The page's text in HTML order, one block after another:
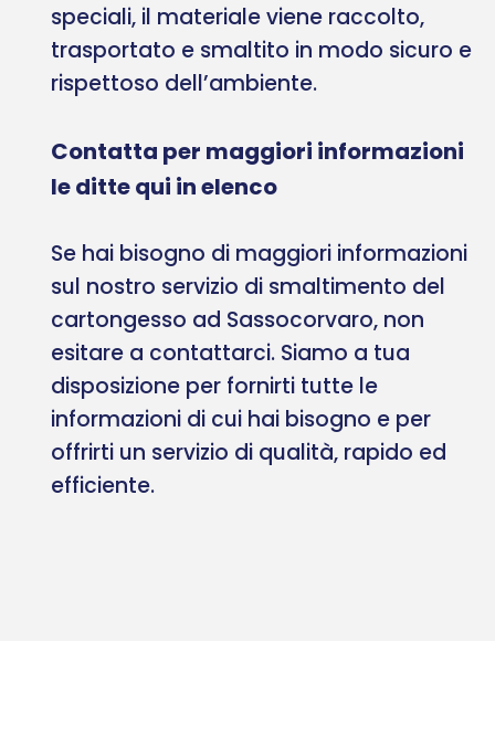
speciali, il materiale viene raccolto,
trasportato e smaltito in modo sicuro e
rispettoso dell’ambiente.
Contatta per maggiori informazioni
le ditte qui in elenco
Se hai bisogno di maggiori informazioni
sul nostro servizio di smaltimento del
cartongesso ad Sassocorvaro, non
esitare a contattarci. Siamo a tua
disposizione per fornirti tutte le
informazioni di cui hai bisogno e per
offrirti un servizio di qualità, rapido ed
efficiente.